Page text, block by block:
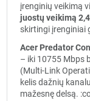
įrenginių veikimą
juostų veikimą
skirtingi įrenginiai
Acer Predator
– iki 10755 Mbps
(Multi-Link
kelis dažnių
mažesnę delsą.